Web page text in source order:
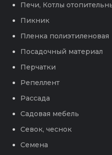
Печи, Котлы
Пикник
Пленка полиэтиленовая
Посадочный материал
Перчатки
Репеллент
Рассада
Садовая мебель
Севок, чеснок
Семена